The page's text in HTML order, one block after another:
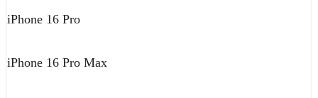
iPhone 16 Pro
iPhone 16 Pro Max